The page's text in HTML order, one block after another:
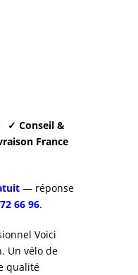
€.
✓ Conseil &
France
— réponse
66 96.
Voici
Un vélo de
qualité